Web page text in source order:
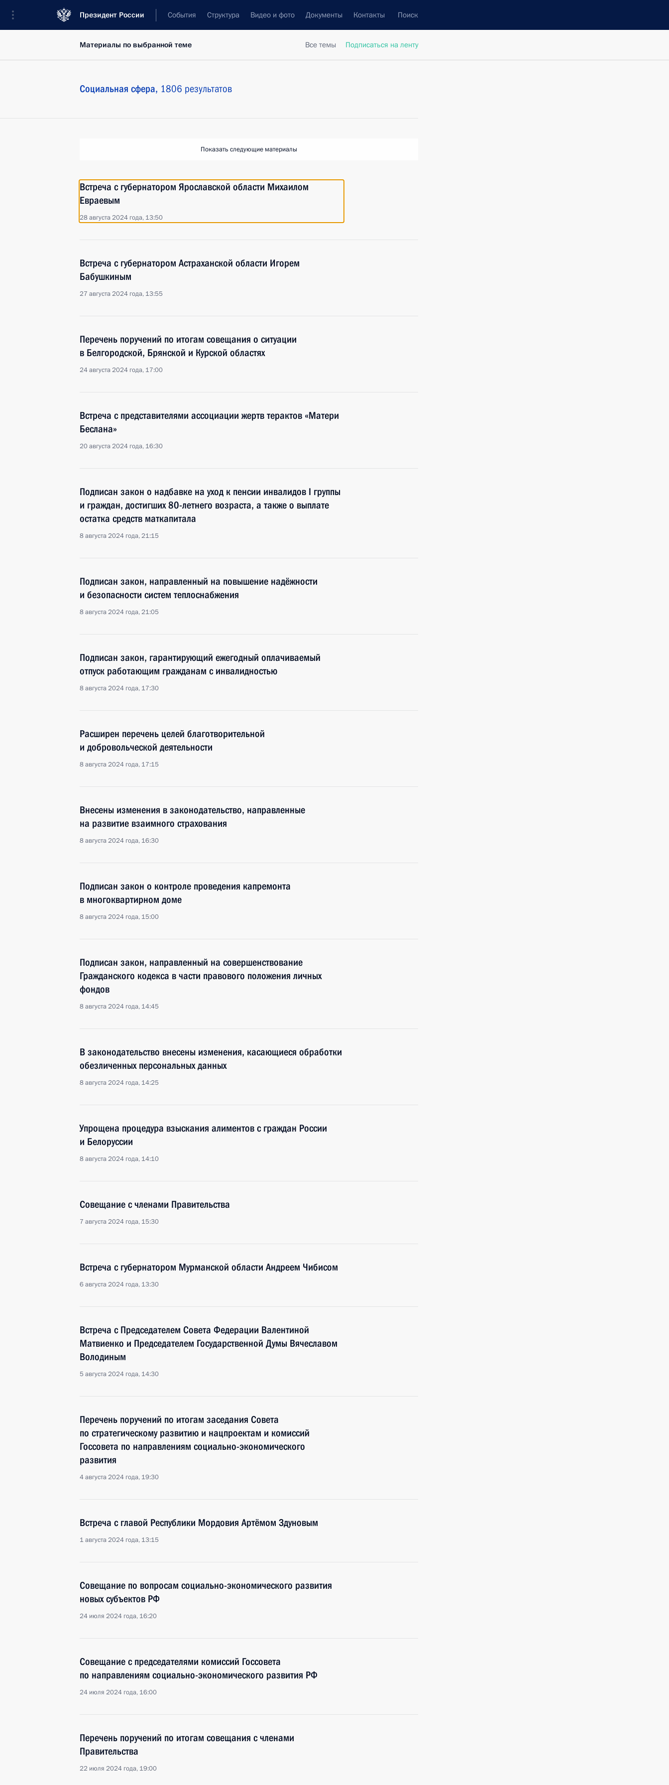
Президент России События Структура Видео и фото Документы Контакты Поиск
Все темы Подписаться на ленту
Материалы по выбранной теме
Социальная сфера, 1806 результатов
Показать следующие материалы
Встреча с губернатором Ярославской области Михаилом
Евраевым
28 августа 2024 года, 13:50
Встреча с губернатором Астраханской области Игорем
Бабушкиным
27 августа 2024 года, 13:55
Перечень поручений по итогам совещания о ситуации
в Белгородской, Брянской и Курской областях
24 августа 2024 года, 17:00
Встреча с представителями ассоциации жертв терактов «Матери
Беслана»
20 августа 2024 года, 16:30
Подписан закон о надбавке на уход к пенсии инвалидов I группы
и граждан, достигших 80-летнего возраста, а также о выплате
остатка средств маткапитала
8 августа 2024 года, 21:15
Подписан закон, направленный на повышение надёжности
и безопасности систем теплоснабжения
8 августа 2024 года, 21:05
Подписан закон, гарантирующий ежегодный оплачиваемый
отпуск работающим гражданам с инвалидностью
8 августа 2024 года, 17:30
Расширен перечень целей благотворительной
и добровольческой деятельности
8 августа 2024 года, 17:15
Внесены изменения в законодательство, направленные
на развитие взаимного страхования
8 августа 2024 года, 16:30
Подписан закон о контроле проведения капремонта
в многоквартирном доме
8 августа 2024 года, 15:00
Подписан закон, направленный на совершенствование
Гражданского кодекса в части правового положения личных
фондов
8 августа 2024 года, 14:45
В законодательство внесены изменения, касающиеся обработки
обезличенных персональных данных
8 августа 2024 года, 14:25
Упрощена процедура взыскания алиментов с граждан России
и Белоруссии
8 августа 2024 года, 14:10
Совещание с членами Правительства
7 августа 2024 года, 15:30
Встреча с губернатором Мурманской области Андреем Чибисом
6 августа 2024 года, 13:30
Встреча с Председателем Совета Федерации Валентиной
Матвиенко и Председателем Государственной Думы Вячеславом
Володиным
5 августа 2024 года, 14:30
Перечень поручений по итогам заседания Совета
по стратегическому развитию и нацпроектам и комиссий
Госсовета по направлениям социально-экономического
развития
4 августа 2024 года, 19:30
Встреча с главой Республики Мордовия Артёмом Здуновым
1 августа 2024 года, 13:15
Совещание по вопросам социально-экономического развития
новых субъектов РФ
24 июля 2024 года, 16:20
Совещание с председателями комиссий Госсовета
по направлениям социально-экономического развития РФ
24 июля 2024 года, 16:00
Перечень поручений по итогам совещания с членами
Правительства
22 июля 2024 года, 19:00